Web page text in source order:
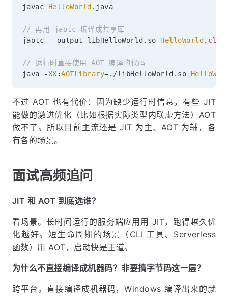
javac HelloWorld . java
// 再用 jaotc 编译成共享库
jaotc
-- output libHelloWorld . so HelloWorld .
// 运行时直接使用 AOT 编译的代码
java -XX :AOTLibrary= . /libHelloWorld . so
不过 AOT 也有代价：因为缺少运行时信息，有些 JIT
能做的激进优化（比如根据实际类型内联虚方法）AOT
做不了。所以目前主流还是 JIT 为主、AOT 为辅，各
有各的场景。
面试高频追问
JIT 和 AOT 到底选谁？
看场景。长时间运行的服务端应用用 JIT，跑得越久优
化越好。短生命周期的场景（CLI 工具、Serverless
函数）用 AOT，启动快是王道。
为什么不直接编译成机器码？非要搞字节码这一层？
跨平台。直接编译成机器码，Windows 编译出来的就